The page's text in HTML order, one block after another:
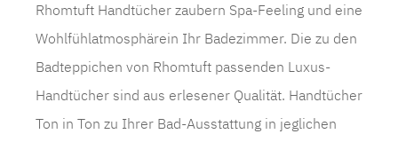
Rhomtuft Handtücher zaubern Spa-Feeling und eine
Wohlfühlatmosphärein Ihr Badezimmer. Die zu den
Badteppichen von Rhomtuft passenden Luxus-
Handtücher sind aus erlesener Qualität. Handtücher
Ton in Ton zu Ihrer Bad-Ausstattung in jeglichen